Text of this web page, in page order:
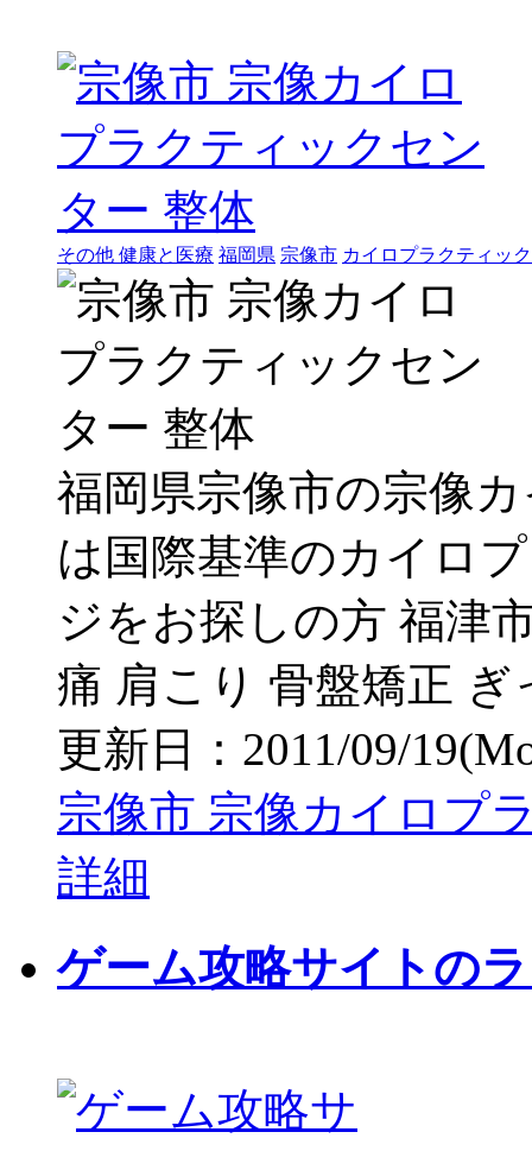
その他 健康と医療 福岡県 宗像市 カイロプラクティック
福岡県宗像市の宗像
は国際基準のカイロ
ジをお探しの方 福津
痛 肩こり 骨盤矯正 ぎ
更新日：2011/09/
宗像市 宗像カイロプ
詳細
ゲーム攻略サイトの